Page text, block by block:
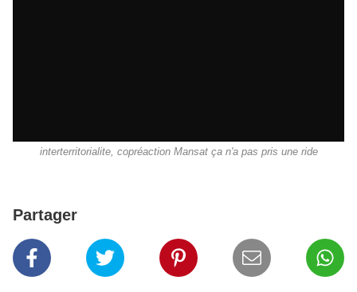
interterritorialite, copréaction Mansat ça n'a pas pris une ride
Partager